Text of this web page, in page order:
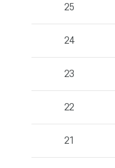
호,
25
24
23
22
21